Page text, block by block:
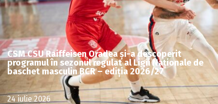
CSM CSU Raiffeisen Oradea și-a descoperit
programul în sezonul regulat al Ligii Naționale de
baschet masculin BCR – ediția 2026/27
24 iulie 2026